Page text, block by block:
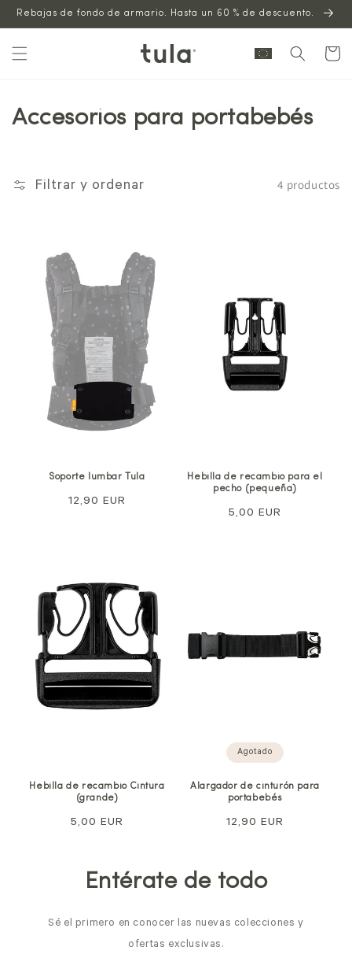
Saltar al
contenido
Rebajas de fondo de armario. Hasta un 60 % de descuento.
Carrito
Accesorios para portabebés
Filtrar y ordenar 4 productos
Soporte lumbar Tula
Precio
12,90 EUR
Hebilla de recambio para el
pecho (pequeña)
Precio
5,00 EUR
Hebilla de recambio Cintura
(grande)
Precio
5,00 EUR
Agotado
Alargador de cinturón para
portabebés
Precio
12,90 EUR
Entérate de todo
Sé el primero en conocer las nuevas colecciones y
ofertas exclusivas.